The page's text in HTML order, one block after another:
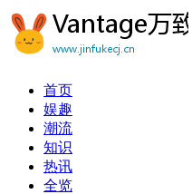
首页
娱趣
潮流
知识
热讯
全览